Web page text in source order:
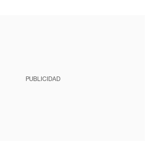
PUBLICIDAD